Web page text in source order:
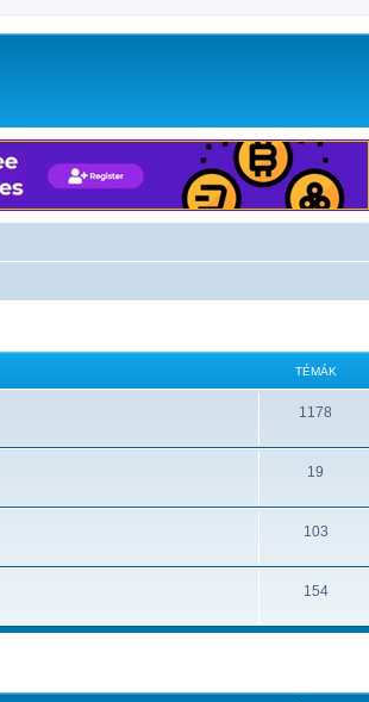
TÉMÁK
1178
19
103
154